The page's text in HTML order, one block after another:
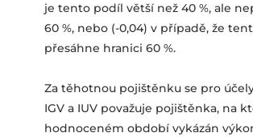
je tento podíl větší než 40 %, ale
60 %, nebo (-0,04) v případě, že
přesáhne hranici 60 %.
Za těhotnou pojištěnku se pro
IGV a IUV považuje pojištěnka, na
hodnoceném období vykázán